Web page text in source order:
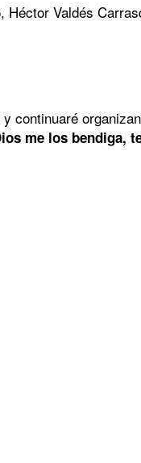
Valdés
continuaré
me los bendiga,